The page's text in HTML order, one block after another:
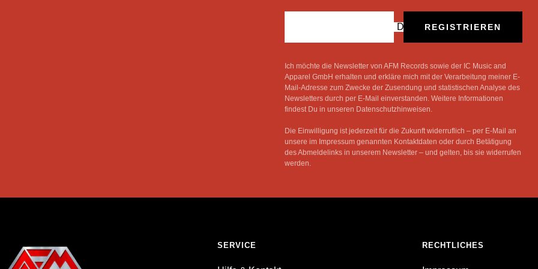
Deine E-MailREGISTRIEREN
Ich möchte die Newsletter von AFM Records sowie der IC Music and
Apparel GmbH erhalten und erkläre mich mit der Verarbeitung meiner E-
Mail-Adresse zum Zwecke der Zusendung und statistischen Analyse des
Newsletters durch per E-Mail einverstanden. Weitere Informationen
findest Du in unseren Datenschutzhinweisen.
Die Einwilligung ist jederzeit für die Zukunft widerruflich – per E-Mail an
unsere im Impressum genannten Kontaktdaten oder durch Betätigung
des Abmeldelinks in unserem Newsletter – und gelten, bis sie widerrufen
werden.
SERVICE RECHTLICHES